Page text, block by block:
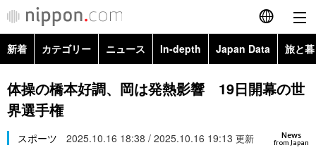
English
简体字
カテゴリー
新着 カテゴリー ニュース In-depth Japan Data 旅と
政治・外交
経済・ビジネス
Topics
体操の橋本好調、岡は発熱影響 19日開幕の世
界選手権
News
from Japan
スポーツ 2025.10.16 18:38 / 2025.10.16 19:13 更新